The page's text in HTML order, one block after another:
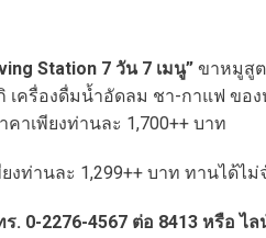
Station 7 วัน 7 เมนู” ขาหมูสูต
เครื่องดื่มน้ำอัดลม ชา-กาแฟ ขอ
าเพียงท่านละ 1,700++ บาท
ท่านละ 1,299++ บาท ทานได้ไม่
. 0-2276-4567 ต่อ 8413 หรือ ไ